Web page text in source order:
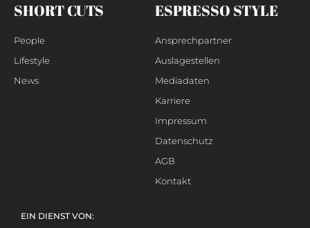
SHORT CUTS
People
Lifestyle
News
ESPRESSO STYLE
Ansprechpartner
Auslagestellen
Mediadaten
Karriere
Impressum
Datenschutz
AGB
Kontakt
EIN DIENST VON: